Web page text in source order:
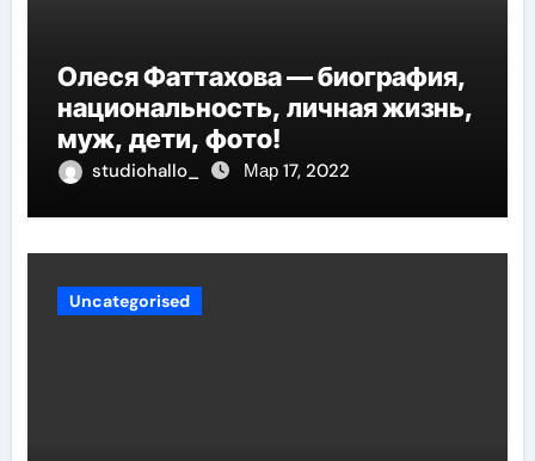
Олеся Фаттахова — биография,
национальность, личная жизнь,
муж, дети, фото!
studiohallo_ Мар 17, 2022
Uncategorised